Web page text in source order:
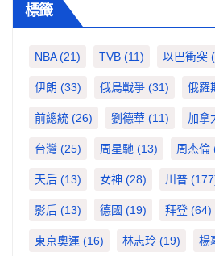
標籤
NBA(21) TVB (11) 以巴衝突
伊朗 (33) 俄烏戰爭 (31) 俄羅
前總統 (26) 劉德華 (11) 加拿
台灣 (25) 周星馳 (13) 周杰倫
天后 (13) 女神 (28) 川普
影后 (13) 德國 (19) 拜登 (64)
東京奧運 (16) 林志玲 (19) 楊